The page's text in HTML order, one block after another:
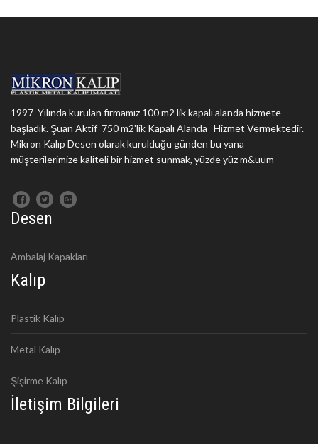
1997 Yılında kurulan firmamız 100 m2 lik kapalı alanda hizmete
başladık. Şuan Aktif 750 m2'lik Kapalı Alanda Hizmet Vermektedir.
Mikron Kalıp Desen olarak kurulduğu günden bu yana
müşterilerimize kaliteli bir hizmet sunmak, yüzde yüz m&uum
Desen
Ambalaj Kapakları
Kalıp
Plastik Kalıp
Metal Kalıp
Şişirme Kalıp
İletişim Bilgileri